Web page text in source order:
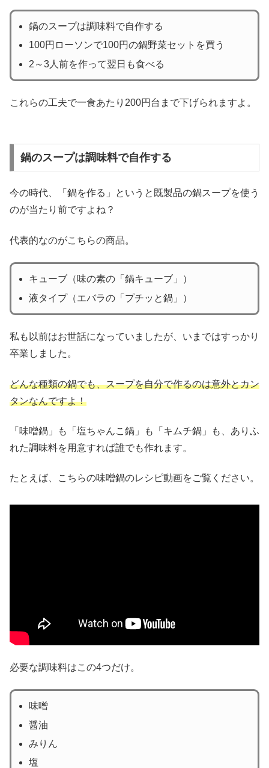
鍋のスープは調味料で自作する
100円ローソンで100円の鍋野菜セットを買う
2～3人前を作って翌日も食べる
これらの工夫で一食あたり200円台まで下げられますよ。
鍋のスープは調味料で自作する
今の時代、「鍋を作る」というと既製品の鍋スープを使う
のが当たり前ですよね？
代表的なのがこちらの商品。
キューブ（味の素の「鍋キューブ」）
液タイプ（エバラの「プチッと鍋」）
私も以前はお世話になっていましたが、いまではすっかり
卒業しました。
どんな種類の鍋でも、スープを自分で作るのは意外とカン
タンなんですよ！
「味噌鍋」も「塩ちゃんこ鍋」も「キムチ鍋」も、ありふ
れた調味料を用意すれば誰でも作れます。
たとえば、こちらの味噌鍋のレシピ動画をご覧ください。
必要な調味料はこの4つだけ。
味噌
醤油
みりん
塩